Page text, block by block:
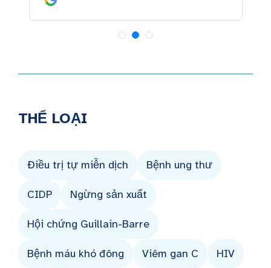
THỂ LOẠI
Điều trị tự miễn dịch Bệnh ung thư
CIDP Ngừng sản xuất
Hội chứng Guillain-Barre
Bệnh máu khó đông Viêm gan C HIV